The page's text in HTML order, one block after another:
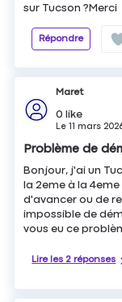
sur Tucson ?Merci
Répondre
Maret
0 like
Le11 mars
Problème de
Bonjour, j'ai un
la 2eme à la
d'avancer ou de
impossible de
vous eu ce
Lire les 2 réponses